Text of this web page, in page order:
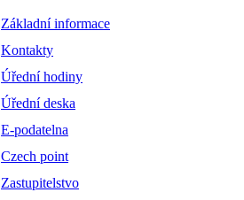
Základní informace
Kontakty
Úřední hodiny
Úřední deska
E-podatelna
Czech point
Zastupitelstvo